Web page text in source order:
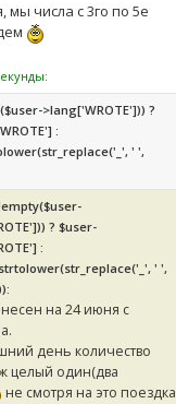
числа с 3го по 5е
>lang['WROTE'])) ?
:
' ',
? $user-
:
' ',
на 24 июня с
день количество
целый один(два
не смотря на это поездка